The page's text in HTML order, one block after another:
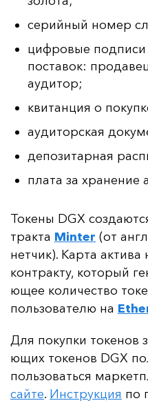
серийный номер
цифровые подписи
поставок:
аудитор;
квитанция о
аудиторская
депозитарная
плата за хранение
То­ке­ны DGX
трак­та Minter (от
нет­чик). Кар­та
кон­трак­ту, ко­то­рый
ющее ко­ли­чес­тво
поль­зо­ва­те­лю на
Для по­куп­ки то­ке­нов
ющих то­ке­нов DGX
поль­зо­вать­ся
сай­те. Инс­трук­ция по